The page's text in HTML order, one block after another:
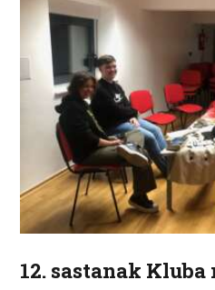
12. sastanak